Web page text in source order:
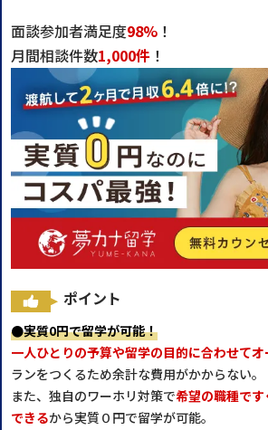
面談参加者満足度98% ！
月間相談件数1,000件 ！
ポイント
●実質0円で留学が可能！
一人ひとりの予算や留学の目的に合わせてオ
ランをつくるため余計な費用がかからない。
また、独自のワーホリ対策で希望の職種で
できるから実質０円で留学が可能。